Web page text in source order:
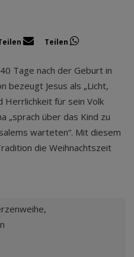
Teilen
Tage nach der Geburt in
bezeugt Jesus als „Licht,
Herrlichkeit für sein Volk
„sprach über das Kind zu
warteten“. Mit diesem
die Weihnachtszeit